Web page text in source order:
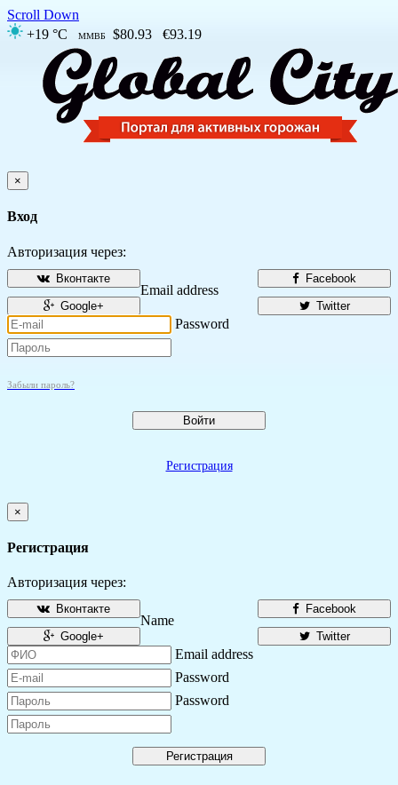
Scroll Down
+19 °C
ММВБ $80.93 €93.19
×
Вход
Авторизация через:
Facebook
Вконтакте
Twitter
Google+
Email address
Password
Забыли пароль?
Войти
Регистрация
×
Регистрация
Авторизация через:
Facebook
Вконтакте
Twitter
Google+
Name
Email address
Password
Password
Регистрация